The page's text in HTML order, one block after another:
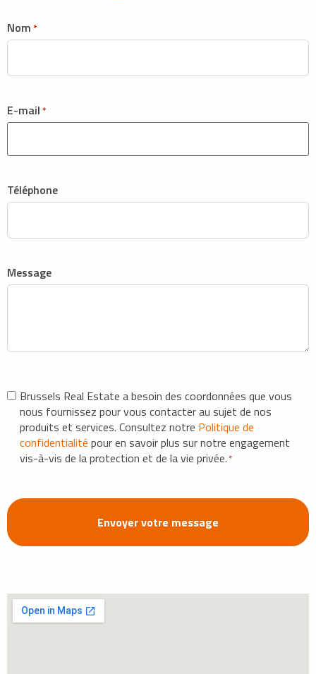
Nom *
E-mail *
Téléphone
Message
RGPDBrussels Real Estate a besoin des coordonnées que vous
nous fournissez pour vous contacter au sujet de nos
produits et services. Consultez notre Politique de
confidentialité pour en savoir plus sur notre engagement
vis-à-vis de la protection et de la vie privée.*